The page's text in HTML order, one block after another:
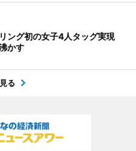
ング初の女子4人タッグ実現
かす
る